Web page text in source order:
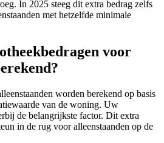
In 2025 steeg dit extra bedrag zelfs
met hetzelfde minimale
voor
worden berekend op basis
van de woning. Uw
de belangrijkste factor. Dit extra
in de rug voor alleenstaanden op de